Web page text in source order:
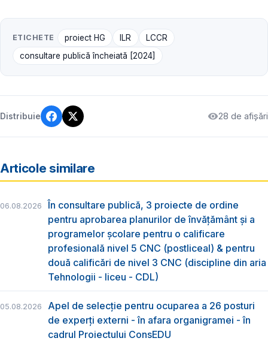
ETICHETE proiect HG ILR
LCCR
consultare publică încheiată [2024]
Distribuie 28 de afișări
Articole similare
06.08.2026
În consultare publică, 3 proiecte de ordine
pentru aprobarea planurilor de învățământ și a
programelor școlare pentru o calificare
profesională nivel 5 CNC (postliceal) & pentru
două calificări de nivel 3 CNC (discipline din aria
Tehnologii - liceu - CDL)
05.08.2026
Apel de selecție pentru ocuparea a 26 posturi
de experți externi - în afara organigramei - în
cadrul Proiectului ConsEDU